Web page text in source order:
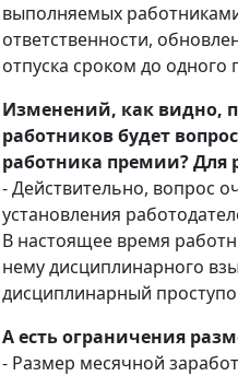
выполняемых
ответственности,
отпуска сроком до одного
Изменений, как видно,
работников будет
работника премии? Для
- Действительно, вопрос
установления
В настоящее время
нему дисциплинарного
дисциплинарный
А есть ограничения
- Размер месячной